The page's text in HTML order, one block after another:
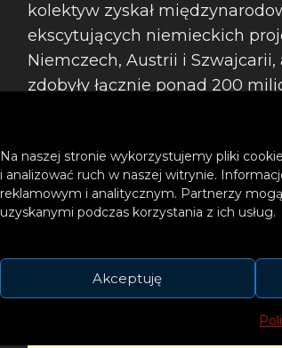
Na naszej stronie wykorzystujemy pliki
i analizować ruch w naszej witrynie.
reklamowym i analitycznym. Partnerzy
uzyskanymi podczas korzystania z ich usług.
Akceptuję
kolektyw zyskał
ekscytujących niemieckich
Niemczech, Austrii i Szwajcarii,
zdobyły łącznie ponad 200
dziesięciu najlepszych
Joel Corry, DJ i producent z
tanecznej. Na początku kariery
ze znanymi artystami, takimi